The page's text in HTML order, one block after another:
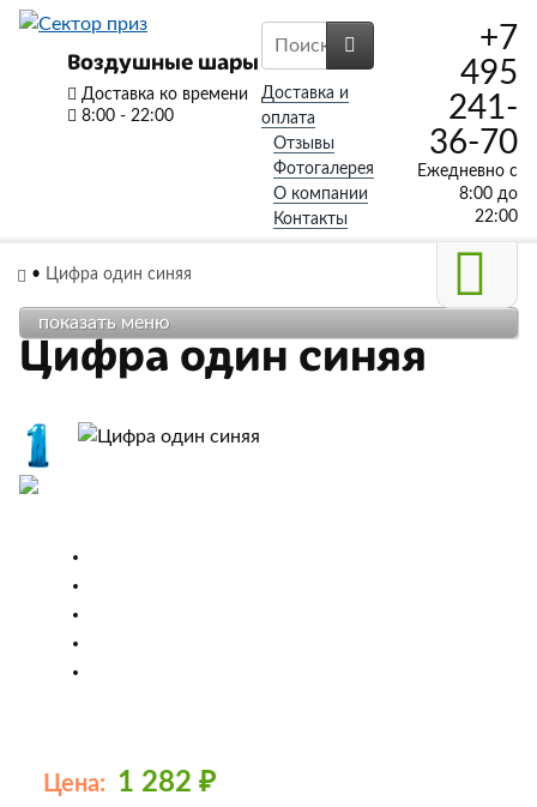
Воздушные шары
Доставка ко времени
8:00 - 22:00
Доставка и
оплата
Отзывы
Фотогалерея
О компании
Контакты
+7
495
241-
36-70
Ежедневно с
8:00 до
22:00
• Цифра один синяя
Цифра один синяя
Цена: 1 282 ₽
показать меню